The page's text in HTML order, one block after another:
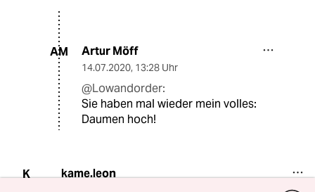
AM Artur Möff
14.07.2020, 13:28 Uhr
@Lowandorder:
Sie haben mal wieder mein volles:
Daumen hoch!
K kame.leon